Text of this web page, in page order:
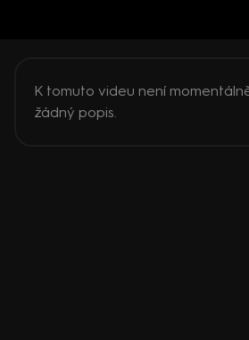
K tomuto videu není
žádný popis.